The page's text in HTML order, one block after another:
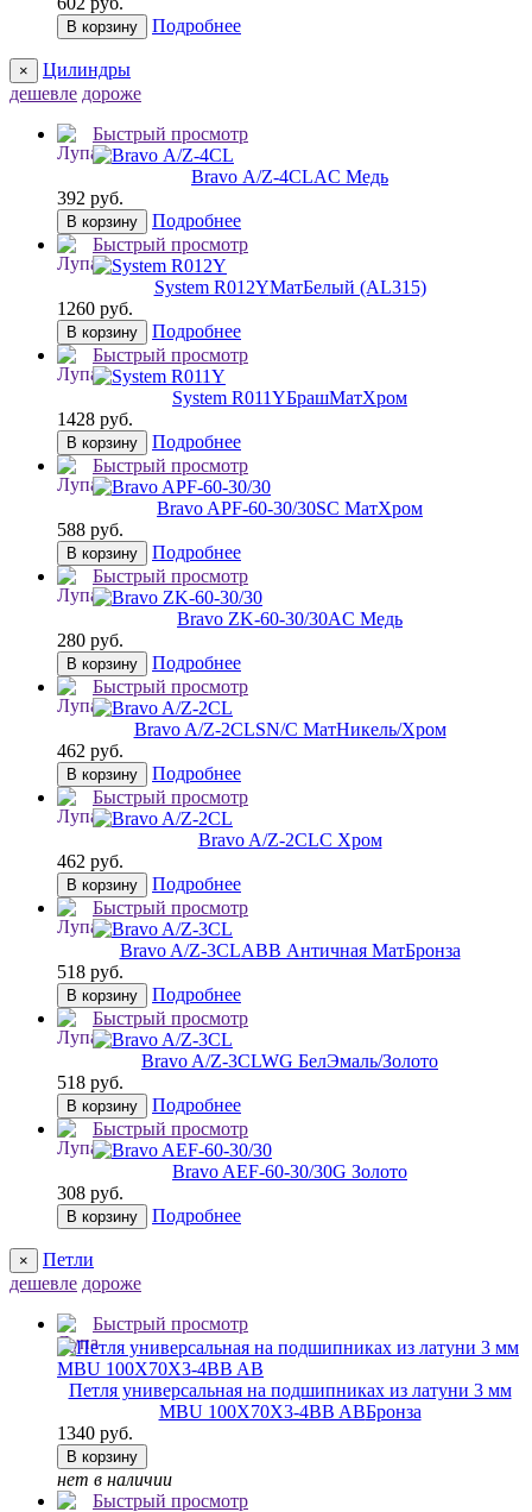
В корзину Подробнее
×
Цилиндры
дешевле дороже
Быстрый просмотр
Bravo А/Z-4CLAC Медь
392 руб.
В корзину
Подробнее
Быстрый просмотр
System R012YМатБелый (AL315)
1260 руб.
В корзину
Подробнее
Быстрый просмотр
System R011YБрашМатХром
1428 руб.
В корзину
Подробнее
Быстрый просмотр
Bravo AРF-60-30/30SC МатХром
588 руб.
В корзину
Подробнее
Быстрый просмотр
Bravo ZK-60-30/30AC Медь
280 руб.
В корзину
Подробнее
Быстрый просмотр
Bravo A/Z-2CLSN/C МатНикель/Хром
462 руб.
В корзину
Подробнее
Быстрый просмотр
Bravo A/Z-2CLC Хром
462 руб.
В корзину
Подробнее
Быстрый просмотр
Bravo A/Z-3CLABB Античная МатБронза
518 руб.
В корзину
Подробнее
Быстрый просмотр
Bravo A/Z-3CLWG БелЭмаль/Золото
518 руб.
В корзину
Подробнее
Быстрый просмотр
Bravo AЕF-60-30/30G Золото
308 руб.
В корзину Подробнее
×
Петли
дешевле дороже
Быстрый просмотр
Петля универсальная на подшипниках из латуни 3 мм
MBU 100X70X3-4BB ABБронза
1340 руб.
В корзину
нет в наличии
Быстрый просмотр